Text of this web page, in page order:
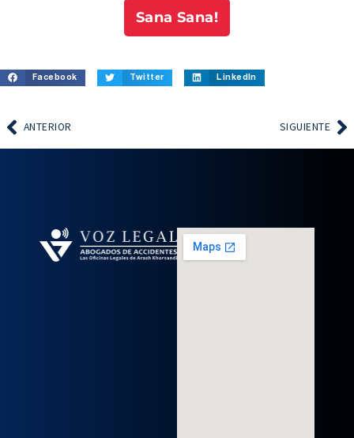
Sana Sana!
Facebook Twitter LinkedIn
ANTERIOR SIGUIENTE